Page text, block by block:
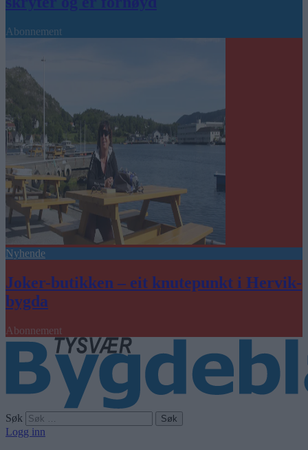
Abonnement
Nyhende
Joker-butikken – eit knutepunkt i Hervik-
bygda
Abonnement
Søk
Logg inn